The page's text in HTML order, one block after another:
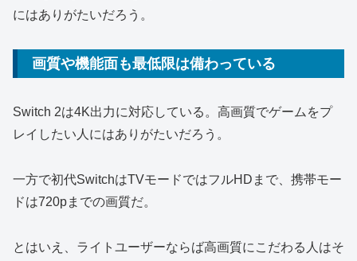
にはありがたいだろう。
画質や機能面も最低限は備わっている
Switch 2は4K出力に対応している。高画質でゲームをプ
レイしたい人にはありがたいだろう。
一方で初代SwitchはTVモードではフルHDまで、携帯モー
ドは720pまでの画質だ。
とはいえ、ライトユーザーならば高画質にこだわる人はそ